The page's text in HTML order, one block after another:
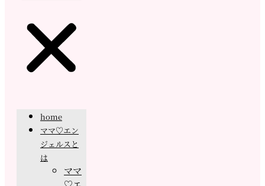
home
ママ♡エン
ジェルスと
は
ママ